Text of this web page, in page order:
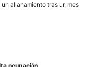
allanamiento tras un mes